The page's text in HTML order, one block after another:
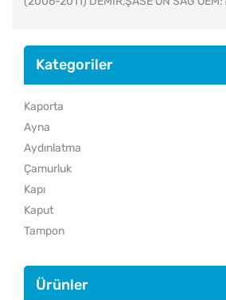
Kategoriler
Kaporta
Ayna
Aydınlatma
Çamurluk
Kapı
Kaput
Tampon
Ürünler